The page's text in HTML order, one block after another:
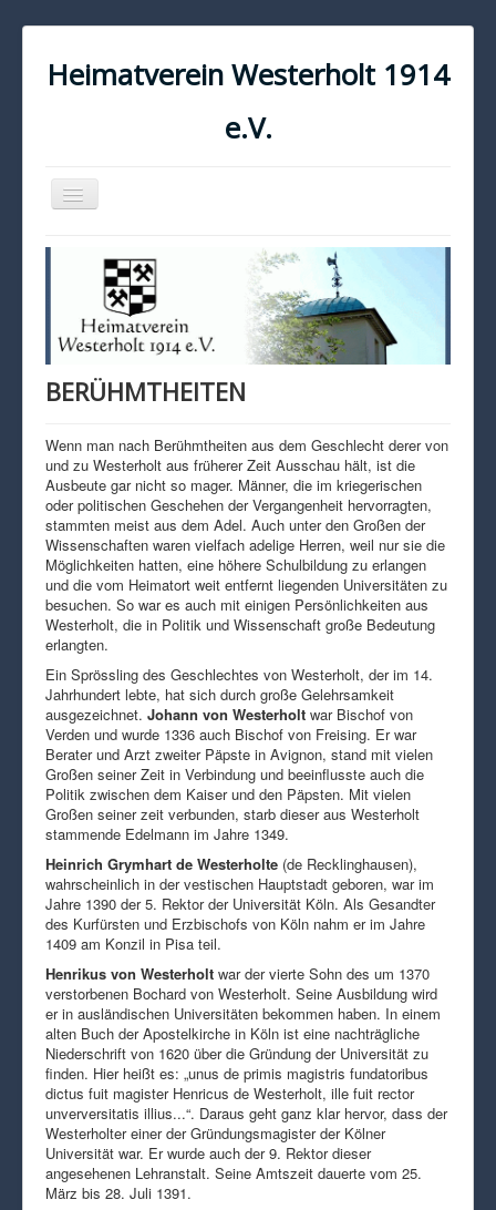
Heimatverein Westerholt 1914
e.V.
Navigation
an/aus
KONTAKT
IMPRESSUM
DATENSCHUTZ
BERÜHMTHEITEN
Wenn man nach Berühmtheiten aus dem Geschlecht derer von
und zu Westerholt aus früherer Zeit Ausschau hält, ist die
Ausbeute gar nicht so mager. Männer, die im kriegerischen
oder politischen Geschehen der Vergangenheit hervorragten,
stammten meist aus dem Adel. Auch unter den Großen der
Wissenschaften waren vielfach adelige Herren, weil nur sie die
Möglichkeiten hatten, eine höhere Schulbildung zu erlangen
und die vom Heimatort weit entfernt liegenden Universitäten zu
besuchen. So war es auch mit einigen Persönlichkeiten aus
Westerholt, die in Politik und Wissenschaft große Bedeutung
erlangten.
Ein Sprössling des Geschlechtes von Westerholt, der im 14.
Jahrhundert lebte, hat sich durch große Gelehrsamkeit
ausgezeichnet. Johann von Westerholt war Bischof von
Verden und wurde 1336 auch Bischof von Freising. Er war
Berater und Arzt zweiter Päpste in Avignon, stand mit vielen
Großen seiner Zeit in Verbindung und beeinflusste auch die
Politik zwischen dem Kaiser und den Päpsten. Mit vielen
Großen seiner zeit verbunden, starb dieser aus Westerholt
stammende Edelmann im Jahre 1349.
Heinrich Grymhart de Westerholte (de Recklinghausen),
wahrscheinlich in der vestischen Hauptstadt geboren, war im
Jahre 1390 der 5. Rektor der Universität Köln. Als Gesandter
des Kurfürsten und Erzbischofs von Köln nahm er im Jahre
1409 am Konzil in Pisa teil.
Henrikus von Westerholt war der vierte Sohn des um 1370
verstorbenen Bochard von Westerholt. Seine Ausbildung wird
er in ausländischen Universitäten bekommen haben. In einem
alten Buch der Apostelkirche in Köln ist eine nachträgliche
Niederschrift von 1620 über die Gründung der Universität zu
finden. Hier heißt es: „unus de primis magistris fundatoribus
dictus fuit magister Henricus de Westerholt, ille fuit rector
unverversitatis illius...“. Daraus geht ganz klar hervor, dass der
Westerholter einer der Gründungsmagister der Kölner
Universität war. Er wurde auch der 9. Rektor dieser
angesehenen Lehranstalt. Seine Amtszeit dauerte vom 25.
März bis 28. Juli 1391.